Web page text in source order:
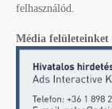
felhasználód.
Média felületeinket